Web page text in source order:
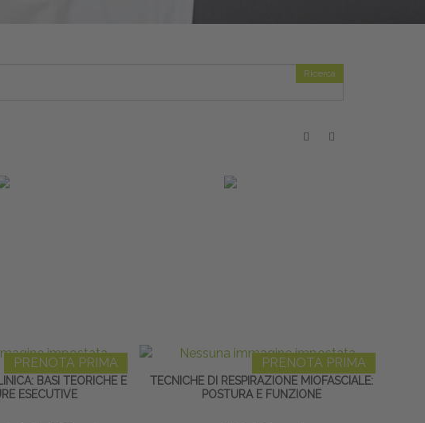
Ricerca
PRENOTA PRIMA
BASI TEORICHE E
ESECUTIVE
PRENOTA PRIMA
TECNICHE DI RESPIRAZIONE MIOFASCIALE:
POSTURA E FUNZIONE